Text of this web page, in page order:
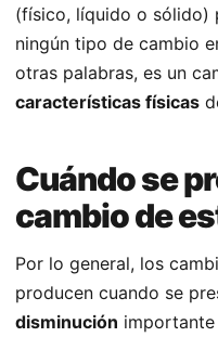
(físico, líquido o sólido)
ningún tipo de cambio
otras palabras, es un
características físicas
Cuándo se
cambio de
Por lo general, los
producen cuando se
disminución importante